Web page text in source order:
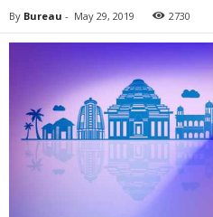
By Bureau - May 29, 2019 2730